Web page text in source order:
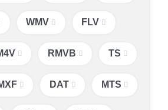
WMV FLV
RMVB TS
DAT MTS